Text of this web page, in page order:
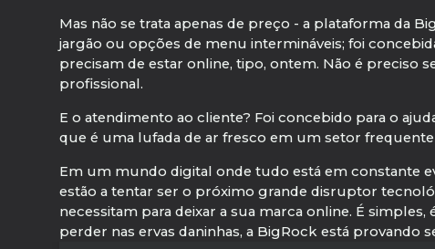
Mas não se trata apenas de preço - a plataforma da
jargão ou opções de menu intermináveis; foi
precisam de estar online, tipo, ontem. Não é
profissional.
E o atendimento ao cliente? Foi concebido para o
que é uma lufada de ar fresco em um setor
Em um mundo digital onde tudo está em constante
estão a tentar ser o próximo grande disruptor
necessitam para deixar a sua marca online. É
perder nas ervas daninhas, a BigRock está provando